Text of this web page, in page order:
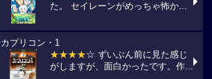
た。 セイレーンがめっちゃ怖か...
カプリコン・1
★★★★☆ ずいぶん前に見た感じ
がしますが、面白かったです。作...